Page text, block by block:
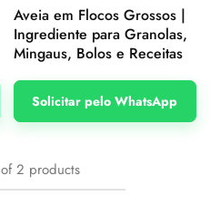
Aveia em Flocos Grossos |
Ingrediente para Granolas,
Mingaus, Bolos e Receitas
Solicitar pelo WhatsApp
of2 products